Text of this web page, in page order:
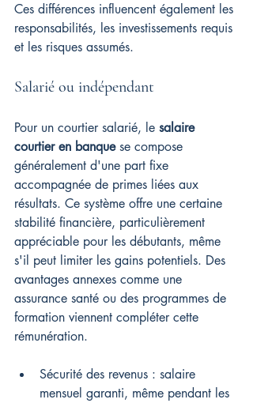
Ces différences influencent également les
responsabilités, les investissements requis
et les risques assumés.
Salarié ou indépendant
Pour un courtier salarié, le salaire
courtier en banque se compose
généralement d'une part fixe
accompagnée de primes liées aux
résultats. Ce système offre une certaine
stabilité financière, particulièrement
appréciable pour les débutants, même
s'il peut limiter les gains potentiels. Des
avantages annexes comme une
assurance santé ou des programmes de
formation viennent compléter cette
rémunération.
Sécurité des revenus : salaire
mensuel garanti, même pendant les